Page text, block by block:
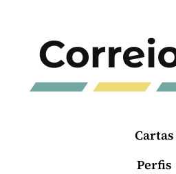
Cartas
Perfis